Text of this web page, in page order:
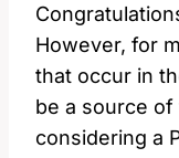
However, for
that occur in
be a source of
considering a